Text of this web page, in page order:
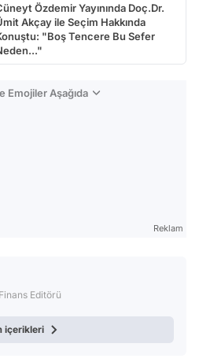
Özdemir Yayınında Doç.Dr.
Akçay ile Seçim Hakkında
"Boş Tencere Bu Sefer
Emojiler Aşağıda
Reklam
Editörü
içerikleri